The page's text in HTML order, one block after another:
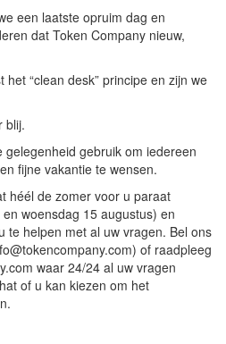
een laatste opruim dag en
dat Token Company nieuw,
“clean desk” principe en zijn we
blij.
gebruik om iedereen
fijne vakantie te wensen.
héél de zomer voor u paraat
woensdag 15 augustus) en
te helpen met al uw vragen. Bel ons
of raadpleeg
waar 24/24 al uw vragen
of u kan kiezen om het